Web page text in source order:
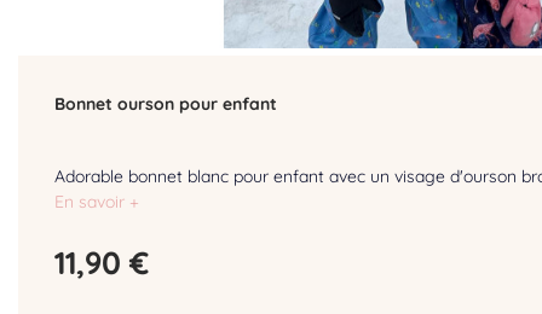
Bonnet ourson pour enfant
Adorable bonnet blanc pour enfant avec un visage d'ourson
En savoir +
11,90 €